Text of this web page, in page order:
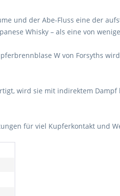
und der Abe-Fluss eine der
Whisky – als eine von
W von Forsyths
wird sie mit indirektem
für viel Kupferkontakt und